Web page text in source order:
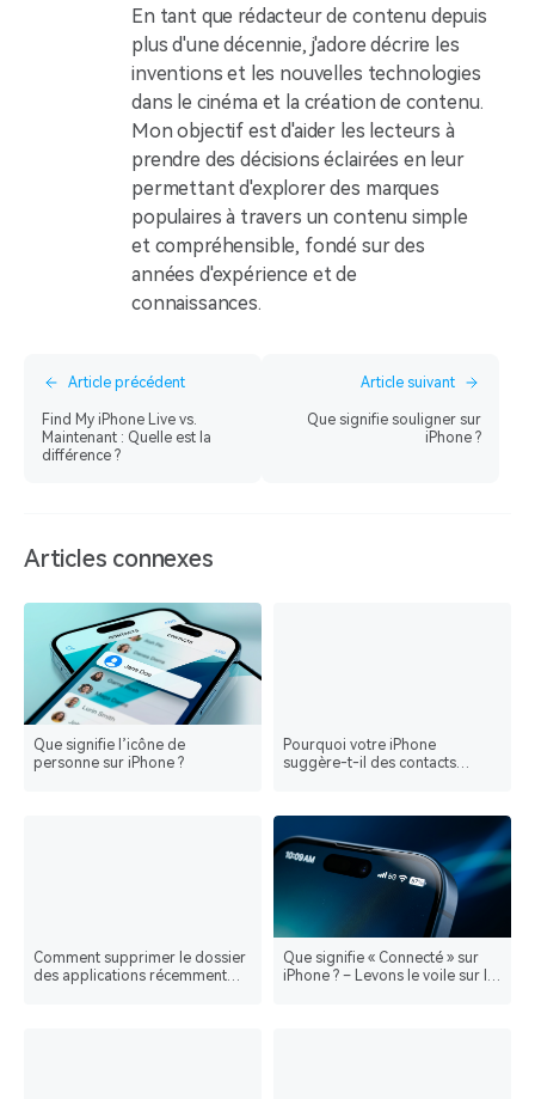
En tant que rédacteur de contenu depuis
plus d'une décennie, j'adore décrire les
inventions et les nouvelles technologies
dans le cinéma et la création de contenu.
Mon objectif est d'aider les lecteurs à
prendre des décisions éclairées en leur
permettant d'explorer des marques
populaires à travers un contenu simple
et compréhensible, fondé sur des
années d'expérience et de
connaissances.
Article précédent
Find My iPhone Live vs.
Maintenant : Quelle est la
différence ?
Article suivant
Que signifie souligner sur
iPhone ?
Articles connexes
Que signifie l’icône de
personne sur iPhone ?
Pourquoi votre iPhone
suggère-t-il des contacts
devez savoir
Comment supprimer le dossier
des applications récemment
Que signifie « Connecté » sur
iPhone ? – Levons le voile sur le